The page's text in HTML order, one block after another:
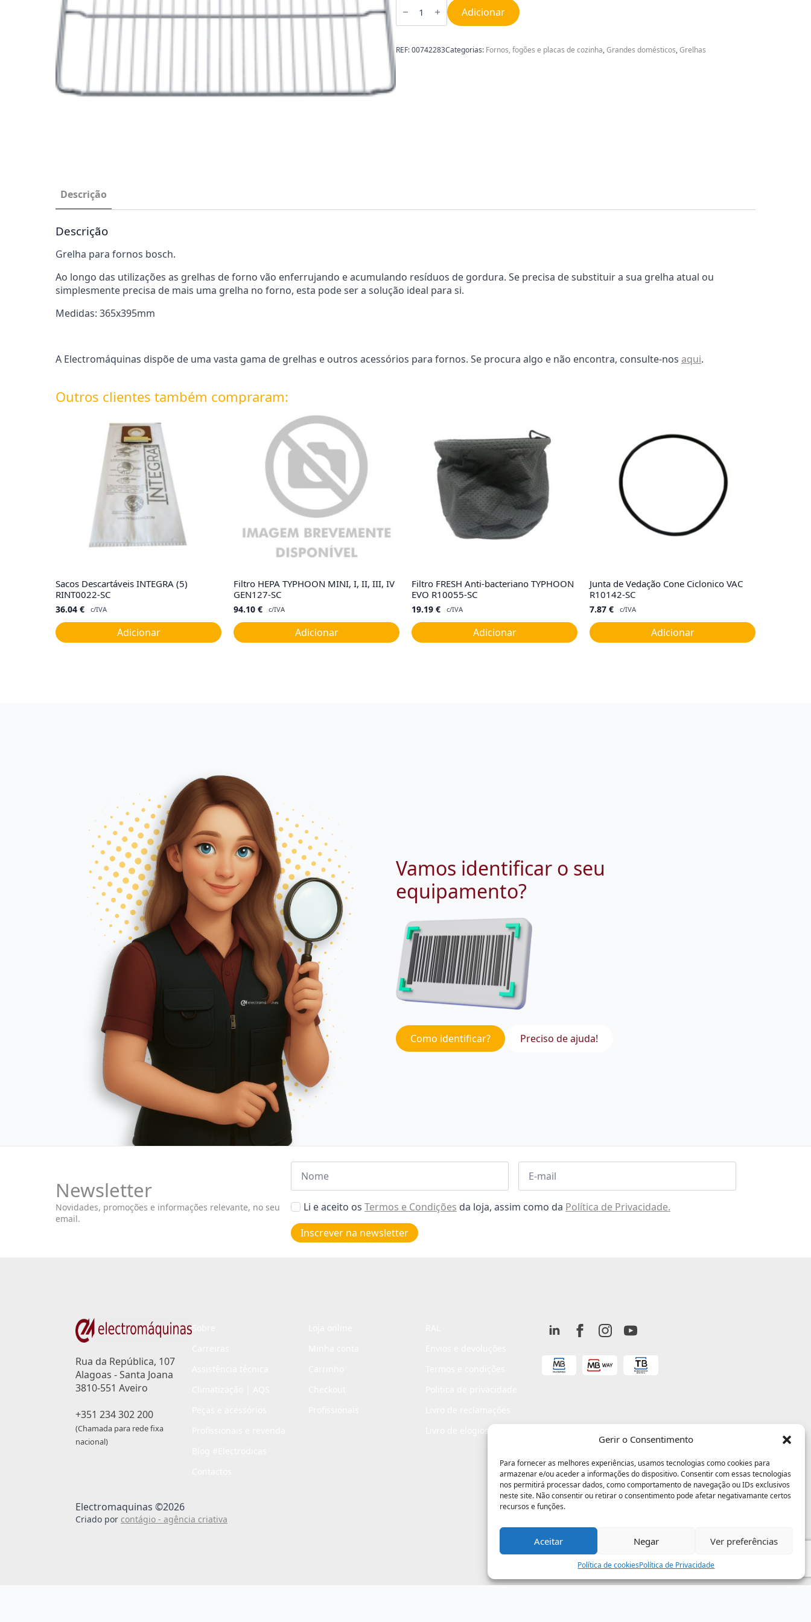
Gerir o Consentimento
Para fornecer as melhores experiências, usamos tecnologias como cookies para
armazenar e/ou aceder a informações do dispositivo. Consentir com essas tecnologias
nos permitirá processar dados, como comportamento de navegação ou IDs exclusivos
neste site. Não consentir ou retirar o consentimento pode afetar negativamante certos
recursos e funções.
Aceitar Negar Ver preferências
Política de cookiesPolítica de Privacidade
de
para
Bosch
00742283
Adicionar
REF:00742283Categorias: Fornos, fogões e placas de cozinha,Grandes domésticos,Grelhas
Descrição
Descrição
Grelha para fornos bosch.
Ao longo das utilizações as grelhas de forno vão enferrujando e acumulando resíduos de gordura. Se precisa de substituir a sua grelha atual ou
simplesmente precisa de mais uma grelha no forno, esta pode ser a solução ideal para si.
Medidas: 365x395mm
A Electromáquinas dispõe de uma vasta gama de grelhas e outros acessórios para fornos. Se procura algo e não encontra, consulte-nos aqui.
Outros clientes também compraram:
Sacos Descartáveis INTEGRA (5)
RINT0022-SC
36.04 € c/IVA
Adicionar
Filtro HEPA TYPHOON MINI, I, II, III, IV
GEN127-SC
94.10 € c/IVA
Adicionar
Filtro FRESH Anti-bacteriano TYPHOON
EVO R10055-SC
19.19 € c/IVA
Adicionar
Junta de Vedação Cone Ciclonico VAC
R10142-SC
7.87 € c/IVA
Adicionar
Vamos identificar o seu
equipamento?
Como identificar? Preciso de ajuda!
Newsletter
Novidades, promoções e informações relevante, no seu
email.
Nome Email
Aceitar
de
privacidade
Li e aceito os Termos e Condições da loja, assim como da Política de Privacidade.
Inscrever na newsletter
Rua da República, 107
Alagoas - Santa Joana
3810-551 Aveiro
+351 234 302 200
(Chamada para rede fixa
nacional)
Livro de elogios
Electromaquinas ©2026
Criado por contágio - agência criativa